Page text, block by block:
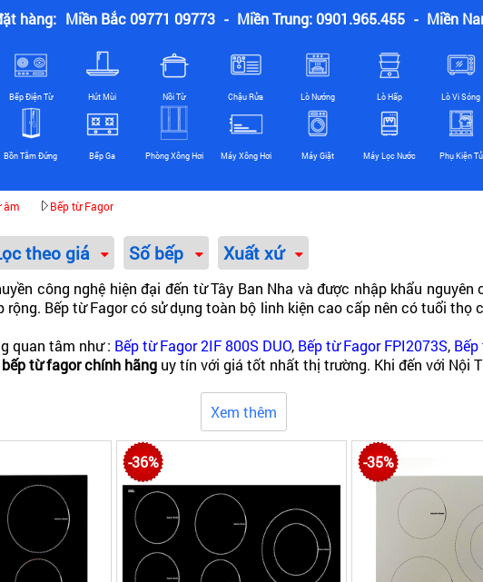
hàng: Miền Bắc 09771 09773 - Miền Trung: 0901.965.455 - Miền
Bếp Điện Từ Hút Mùi Nồi Từ Chậu Rửa Lò Nướng Lò Hấp Lò Vi Sóng
Bồn Tắm Đứng Bếp Ga Phòng Xông Hơi Máy Xông Hơi Máy Giặt Máy Lọc Nước Phụ Kiện Tủ
âm Bếp từ Fagor
theo giá Số bếp Xuất xứ
công nghệ hiện đại đến từ Tây Ban Nha và được nhập khẩu nguyên
Bếp từ Fagor có sử dụng toàn bộ linh kiện cao cấp nên có tuổi thọ
quan tâm như : Bếp từ Fagor 2IF 800S DUO, Bếp từ Fagor FPI2073S,
bếp từ fagor chính hãng uy tín với giá tốt nhất thị trường. Khi đến với Nội
hãng bếp từ Fagor mà chúng tôi còn phân phối rất nhiều hãng bếp từ
trình khuyến mại tri ân khách hàng, quý khách hãy nhanh tay để
Xem thêm
-36% -35%